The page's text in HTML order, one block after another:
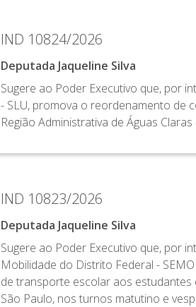
IND 10824/2026
Deputada Jaqueline Silva
Sugere ao Poder Executivo que, por
- SLU, promova o reordenamento de
Região Administrativa de Águas Claras
IND 10823/2026
Deputada Jaqueline Silva
Sugere ao Poder Executivo que, por
Mobilidade do Distrito Federal -
de transporte escolar aos estudantes
São Paulo, nos turnos matutino e